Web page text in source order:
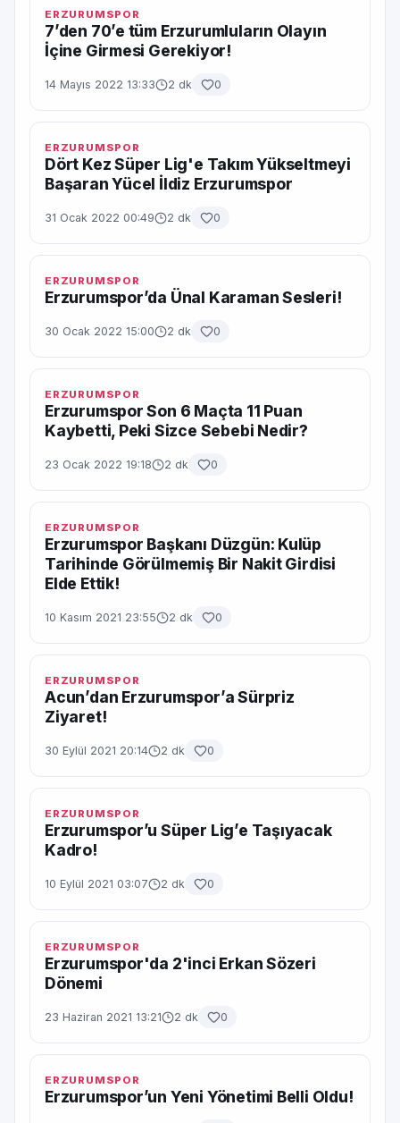
ERZURUMSPOR
7’den 70’e tüm Erzurumluların Olayın
İçine Girmesi Gerekiyor!
14 Mayıs 2022 13:33 2 dk 0
ERZURUMSPOR
Dört Kez Süper Lig'e Takım Yükseltmeyi
Başaran Yücel İldiz Erzurumspor
31 Ocak 2022 00:49 2 dk 0
ERZURUMSPOR
Erzurumspor’da Ünal Karaman Sesleri!
30 Ocak 2022 15:00 2 dk 0
ERZURUMSPOR
Erzurumspor Son 6 Maçta 11 Puan
Kaybetti, Peki Sizce Sebebi Nedir?
23 Ocak 2022 19:18 2 dk 0
ERZURUMSPOR
Erzurumspor Başkanı Düzgün: Kulüp
Tarihinde Görülmemiş Bir Nakit Girdisi
Elde Ettik!
10 Kasım 2021 23:55 2 dk 0
ERZURUMSPOR
Acun’dan Erzurumspor’a Sürpriz
Ziyaret!
30 Eylül 2021 20:14 2 dk 0
ERZURUMSPOR
Erzurumspor’u Süper Lig’e Taşıyacak
Kadro!
10 Eylül 2021 03:07 2 dk 0
ERZURUMSPOR
Erzurumspor'da 2'inci Erkan Sözeri
Dönemi
23 Haziran 2021 13:21 2 dk 0
ERZURUMSPOR
Erzurumspor’un Yeni Yönetimi Belli Oldu!